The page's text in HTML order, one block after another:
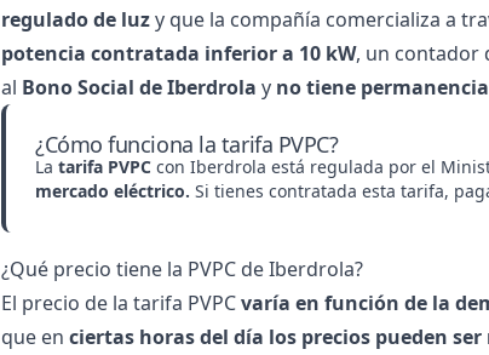
regulado de luzy que la compañía comercializa a
potencia contratada inferior a 10 kW, un contador
al Bono Social de Iberdrola y no tiene
¿Cómo funciona la tarifa PVPC?
La tarifa PVPCcon Iberdrola está regulada por el
mercado eléctrico. Si tienes contratada esta tarifa,
¿Qué precio tiene la PVPC de Iberdrola?
El precio de la tarifa PVPCvaría en función de la
que en ciertas horas del día los precios pueden ser